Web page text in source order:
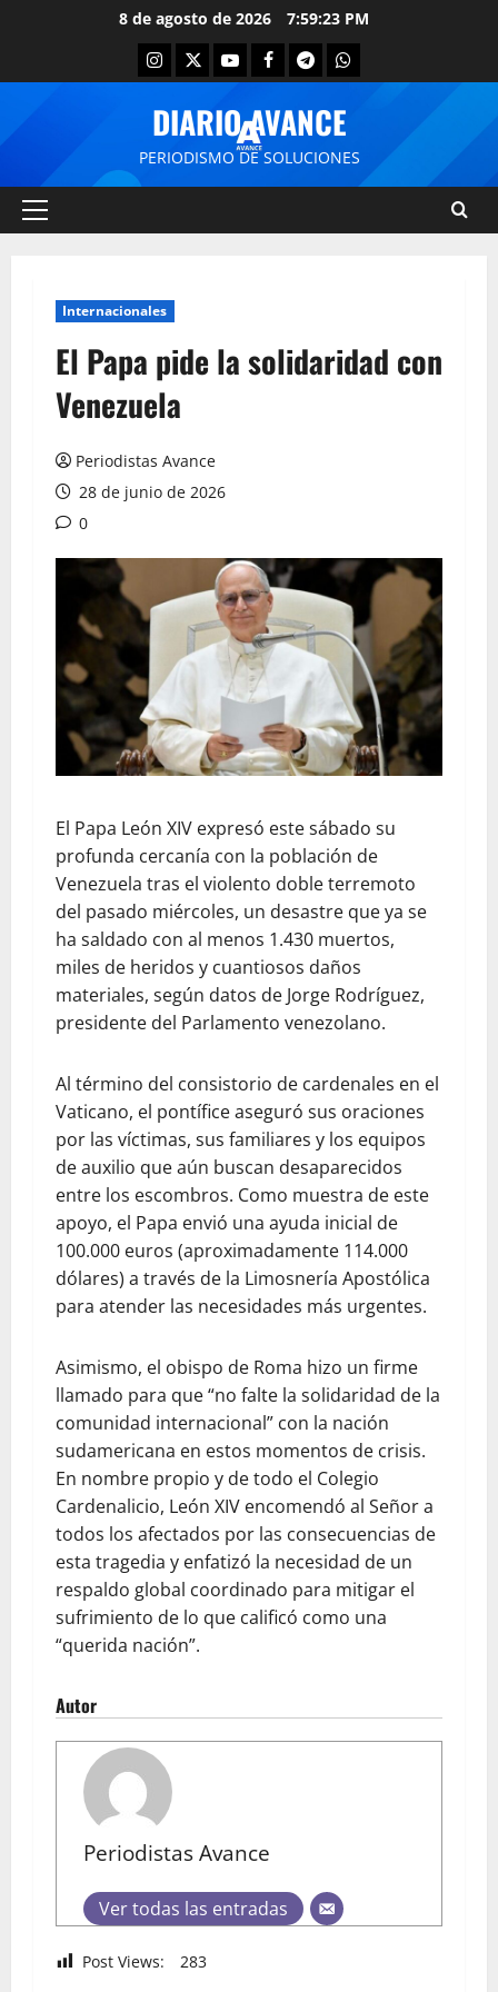
8 de agosto de 2026 7:59:23 PM
DIARIO AVANCE
PERIODISMO DE SOLUCIONES
Internacionales
El Papa pide la solidaridad con
Venezuela
Periodistas Avance
28 de junio de 2026
0
El Papa León XIV expresó este sábado su
profunda cercanía con la población de
Venezuela tras el violento doble terremoto
del pasado miércoles, un desastre que ya se
ha saldado con al menos 1.430 muertos,
miles de heridos y cuantiosos daños
materiales, según datos de Jorge Rodríguez,
presidente del Parlamento venezolano.
Al término del consistorio de cardenales en el
Vaticano, el pontífice aseguró sus oraciones
por las víctimas, sus familiares y los equipos
de auxilio que aún buscan desaparecidos
entre los escombros. Como muestra de este
apoyo, el Papa envió una ayuda inicial de
100.000 euros (aproximadamente 114.000
dólares) a través de la Limosnería Apostólica
para atender las necesidades más urgentes.
Asimismo, el obispo de Roma hizo un firme
llamado para que “no falte la solidaridad de la
comunidad internacional” con la nación
sudamericana en estos momentos de crisis.
En nombre propio y de todo el Colegio
Cardenalicio, León XIV encomendó al Señor a
todos los afectados por las consecuencias de
esta tragedia y enfatizó la necesidad de un
respaldo global coordinado para mitigar el
sufrimiento de lo que calificó como una
“querida nación”.
Autor
Periodistas Avance
Ver todas las entradas
Post Views: 283